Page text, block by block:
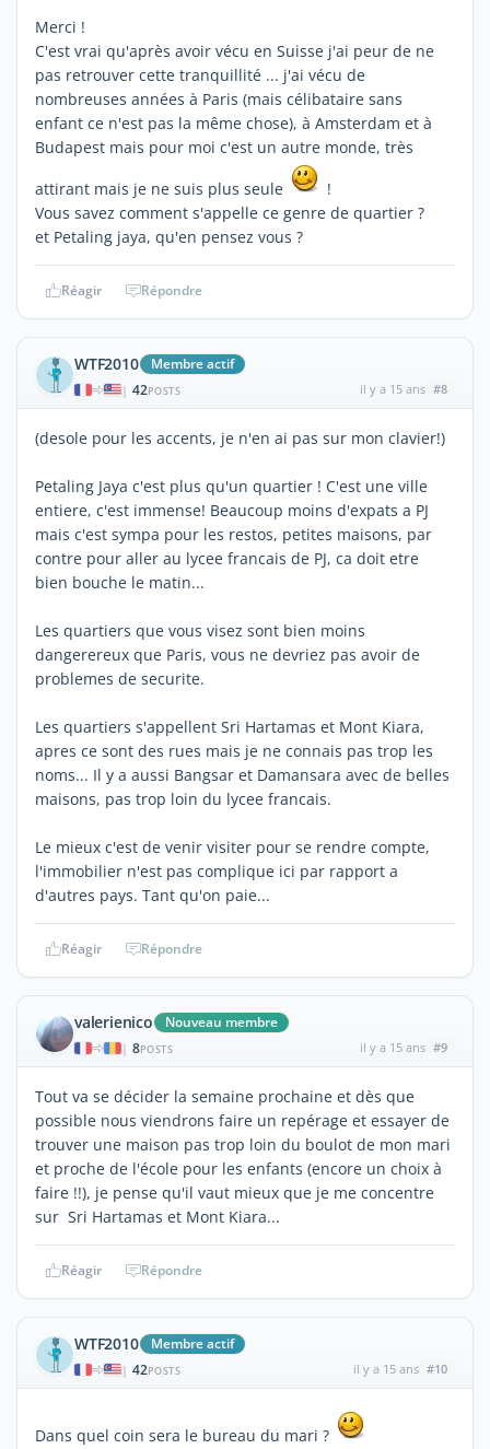
Merci !
C'est vrai qu'après avoir vécu en Suisse j'ai peur de ne
pas retrouver cette tranquillité ... j'ai vécu de
nombreuses années à Paris (mais célibataire sans
enfant ce n'est pas la même chose), à Amsterdam et à
Budapest mais pour moi c'est un autre monde, très
attirant mais je ne suis plus seule
!
Vous savez comment s'appelle ce genre de quartier ?
et Petaling jaya, qu'en pensez vous ?
Réagir Répondre
WTF2010 Membre actif
| 42POSTS il y a 15 ans #8
(desole pour les accents, je n'en ai pas sur mon clavier!)
Petaling Jaya c'est plus qu'un quartier ! C'est une ville
entiere, c'est immense! Beaucoup moins d'expats a PJ
mais c'est sympa pour les restos, petites maisons, par
contre pour aller au lycee francais de PJ, ca doit etre
bien bouche le matin...
Les quartiers que vous visez sont bien moins
dangerereux que Paris, vous ne devriez pas avoir de
problemes de securite.
Les quartiers s'appellent Sri Hartamas et Mont Kiara,
apres ce sont des rues mais je ne connais pas trop les
noms... Il y a aussi Bangsar et Damansara avec de belles
maisons, pas trop loin du lycee francais.
Le mieux c'est de venir visiter pour se rendre compte,
l'immobilier n'est pas complique ici par rapport a
d'autres pays. Tant qu'on paie...
Réagir Répondre
valerienico Nouveau membre
| 8POSTS il y a 15 ans #9
Tout va se décider la semaine prochaine et dès que
possible nous viendrons faire un repérage et essayer de
trouver une maison pas trop loin du boulot de mon mari
et proche de l'école pour les enfants (encore un choix à
faire !!), je pense qu'il vaut mieux que je me concentre
sur Sri Hartamas et Mont Kiara...
Réagir Répondre
WTF2010 Membre actif
| 42POSTS il y a 15 ans #10
Dans quel coin sera le bureau du mari ?